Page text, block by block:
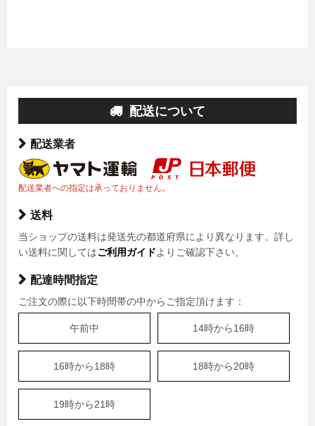
配送について
配送業者
配送業者への指定は承っておりません。
送料
当ショップの送料は発送先の都道府県により異なります。詳し
い送料に関してはご利用ガイドよりご確認下さい。
配達時間指定
ご注文の際に以下時間帯の中からご指定頂けます：
午前中 14時から16時
16時から18時 18時から20時
19時から21時